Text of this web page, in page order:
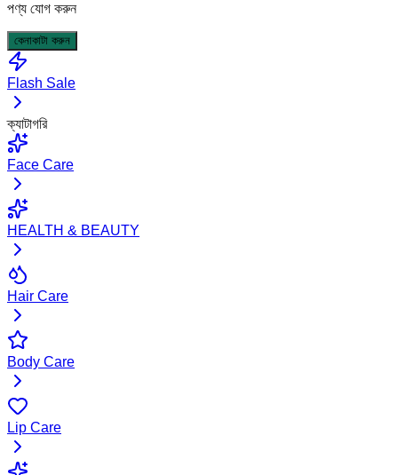
পণ্য যোগ করুন
কেনাকাটা করুন
Flash Sale
ক্যাটাগরি
Face Care
HEALTH & BEAUTY
Hair Care
Body Care
Lip Care